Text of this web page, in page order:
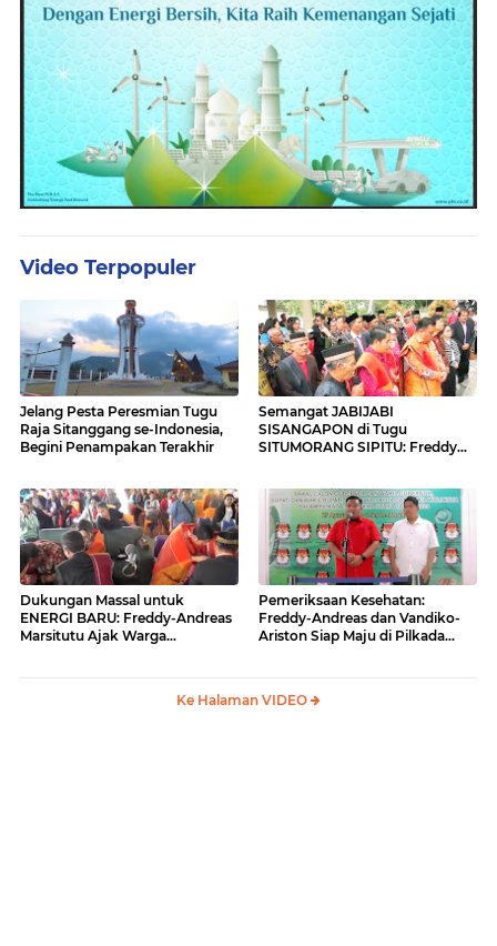
Video Terpopuler
Jelang Pesta Peresmian Tugu
Raja Sitanggang se-Indonesia,
Begini Penampakan Terakhir
Semangat JABIJABI
SISANGAPON di Tugu
SITUMORANG SIPITU: Freddy
Dukungan Massal untuk
ENERGI BARU: Freddy-Andreas
Marsitutu Ajak Warga
Pemeriksaan Kesehatan:
Freddy-Andreas dan Vandiko-
Ariston Siap Maju di Pilkada
Ke Halaman VIDEO